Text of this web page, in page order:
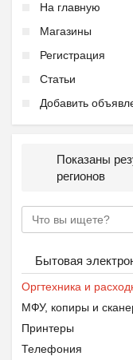
На главную
Магазины
Регистрация
Статьи
Добавить
Показаны
регионов
Бытовая
Оргтехника и
МФУ, копиры и
Принтеры
Телефония